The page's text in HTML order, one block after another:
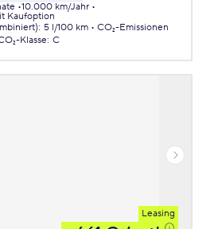
10.000 km/Jahr
Kaufoption
: 5 l/100 km
CO₂-Emissionen
Klasse: C
Leasing